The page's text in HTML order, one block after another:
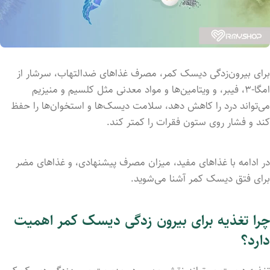
برای بیرون‌زدگی دیسک کمر، مصرف غذاهای ضدالتهاب، سرشار از
امگا-۳، فیبر، و ویتامین‌ها و مواد معدنی مثل کلسیم و منیزیم
می‌تواند درد را کاهش دهد، سلامت دیسک‌ها و استخوان‌ها را حفظ
کند و فشار روی ستون فقرات را کمتر کند.
در ادامه با غذاهای مفید، میزان مصرف پیشنهادی، و غذاهای مضر
برای فتق دیسک کمر آشنا می‌شوید.
چرا تغذیه برای بیرون زدگی دیسک کمر اهمیت
دارد؟